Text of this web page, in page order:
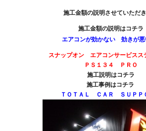
施工金額の説明させていただ
施工金額の説明はコチラ
エアコンが効かない 効きが悪
スナップオン エアコンサービスス
ＰＳ１３４ ＰＲＯ
施工説明はコチラ
施工事例はコチラ
ＴＯＴＡＬ ＣＡＲ ＳＵＰＰ